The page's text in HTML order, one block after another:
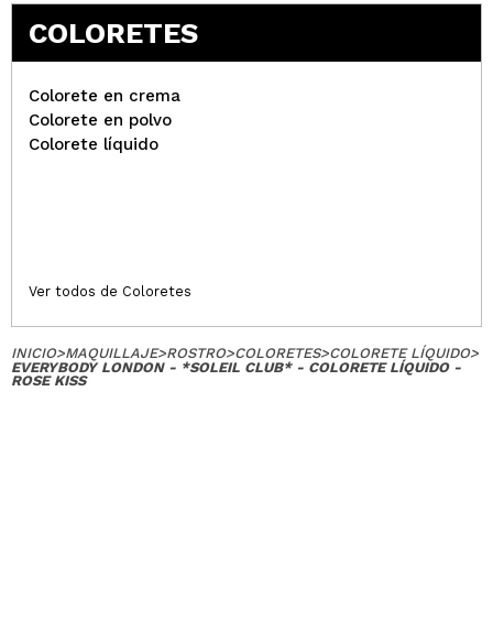
COLORETES
Colorete en crema
Colorete en polvo
Colorete líquido
Ver todos de Coloretes
INICIO>MAQUILLAJE>ROSTRO>COLORETES>COLORETE LÍQUIDO>
EVERYBODY LONDON - *SOLEIL CLUB* - COLORETE LÍQUIDO -
ROSE KISS